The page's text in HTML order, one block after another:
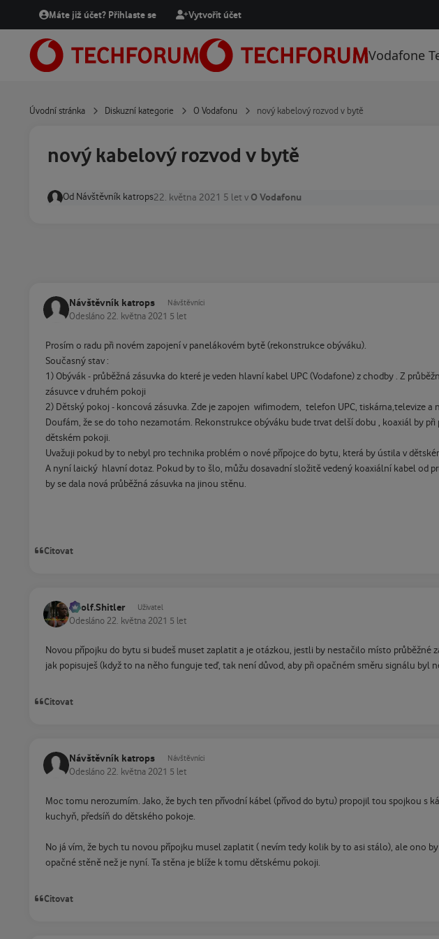
Přejít na obsah
Máte již účet? Přihlaste se Vytvořit účet
Vodafone
Úvodní stránka Diskuzní kategorie O Vodafonu nový kabelový rozvod v bytě
nový kabelový rozvod v bytě
Od Návštěvník katrops22. května 2021 5 let v O Vodafonu
Návštěvník katrops Návštěvníci
Odesláno 22. května 2021 5 let
Prosím o radu při novém zapojení v panelákovém bytě (rekonstrukce obýváku).
Současný stav :
1) Obývák - průběžná zásuvka do které je veden hlavní kabel UPC (Vodafone) z chodby . Z
zásuvce v druhém pokoji
2) Dětský pokoj - koncová zásuvka. Zde je zapojen wifimodem, telefon UPC, tiskárna,televize a
Doufám, že se do toho nezamotám. Rekonstrukce obýváku bude trvat delší dobu , koaxiál by
dětském pokoji.
Uvažuji pokud by to nebyl pro technika problém o nové přípojce do bytu, která by ústila v
A nyní laický hlavní dotaz. Pokud by to šlo, můžu dosavadní složitě vedený koaxiální kabel od
by se dala nová průběžná zásuvka na jinou stěnu.
Citovat
Adolf.Shitler Uživatel
Odesláno 22. května 2021 5 let
Novou přípojku do bytu si budeš muset zaplatit a je otázkou, jestli by nestačilo místo průběžné
jak popisuješ (když to na něho funguje teď, tak není důvod, aby při opačném směru signálu byl
Citovat
Návštěvník katrops Návštěvníci
Odesláno 22. května 2021 5 let
Moc tomu nerozumím. Jako, že bych ten přívodní kábel (přívod do bytu) propojil tou spojkou s
kuchyň, předsíň do dětského pokoje.
No já vím, že bych tu novou přípojku musel zaplatit ( nevím tedy kolik by to asi stálo), ale ono
opačné stěně než je nyní. Ta stěna je blíže k tomu dětskému pokoji.
Citovat